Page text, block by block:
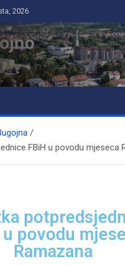
2026
FBiH u povodu mjeseca
u povodu
Ramazana